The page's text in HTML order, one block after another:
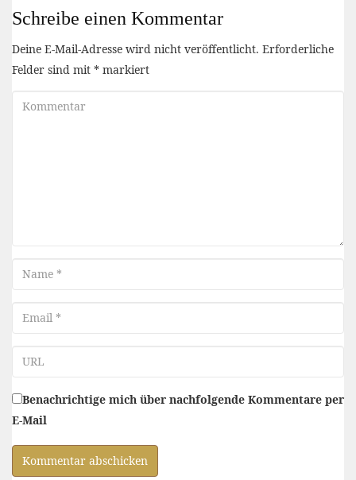
Schreibe einen Kommentar
Deine E-Mail-Adresse wird nicht veröffentlicht. Erforderliche
Felder sind mit * markiert
Kommentar
Name
Email
Benachrichtige mich über nachfolgende Kommentare per
E-Mail